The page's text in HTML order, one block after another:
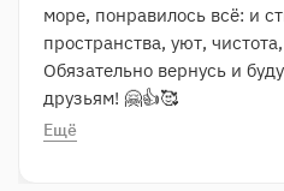
море, понравилось всё: и
пространства, уют,
Обязательно вернусь и
друзьям! 🤗👍🥰
Ещё